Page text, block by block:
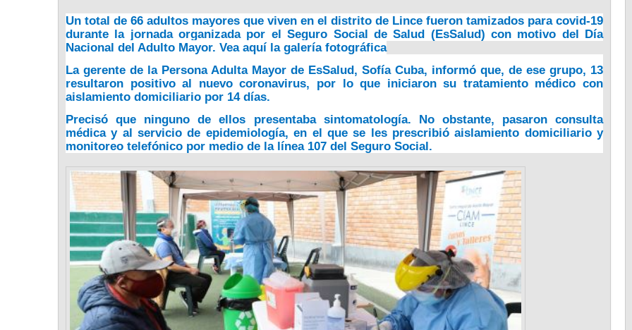
Un total de 66 adultos mayores que viven en el distrito de Lince fueron tamizados para covid-19
durante la jornada organizada por el Seguro Social de Salud (EsSalud) con motivo del Día
Nacional del Adulto Mayor. Vea aquí la galería fotográfica
La gerente de la Persona Adulta Mayor de EsSalud, Sofía Cuba, informó que, de ese grupo, 13
resultaron positivo al nuevo coronavirus, por lo que iniciaron su tratamiento médico con
aislamiento domiciliario por 14 días.
Precisó que ninguno de ellos presentaba sintomatología. No obstante, pasaron consulta
médica y al servicio de epidemiología, en el que se les prescribió aislamiento domiciliario y
monitoreo telefónico por medio de la línea 107 del Seguro Social.